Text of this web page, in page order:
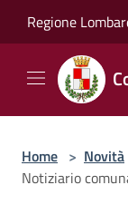
Regione
Home > Novità
Notiziario